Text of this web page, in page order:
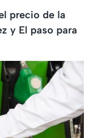
precio de la
y El paso para